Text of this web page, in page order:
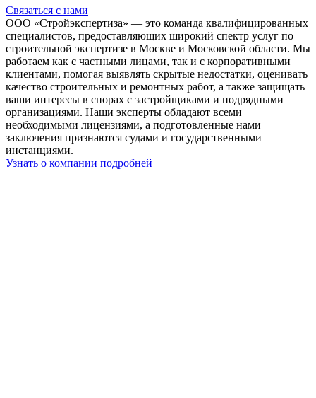
Связаться с нами
ООО «Стройэкспертиза» — это команда квалифицированных
специалистов, предоставляющих широкий спектр услуг по
строительной экспертизе в Москве и Московской области. Мы
работаем как с частными лицами, так и с корпоративными
клиентами, помогая выявлять скрытые недостатки, оценивать
качество строительных и ремонтных работ, а также защищать
ваши интересы в спорах с застройщиками и подрядными
организациями. Наши эксперты обладают всеми
необходимыми лицензиями, а подготовленные нами
заключения признаются судами и государственными
инстанциями.
Узнать о компании подробней